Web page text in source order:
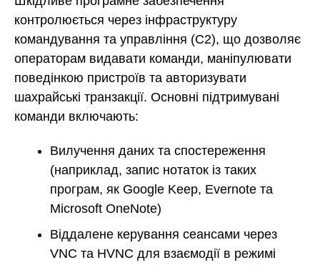
контролюється через інфраструктуру
командування та управління (C2), що дозволяє
операторам видавати команди, маніпулювати
поведінкою пристроїв та авторизувати
шахрайські транзакції. Основні підтримувані
команди включають:
Вилучення даних та спостереження
(наприклад, запис нотаток із таких
програм, як Google Keep, Evernote та
Microsoft OneNote)
Віддалене керування сеансами через
VNC та HVNC для взаємодії в режимі